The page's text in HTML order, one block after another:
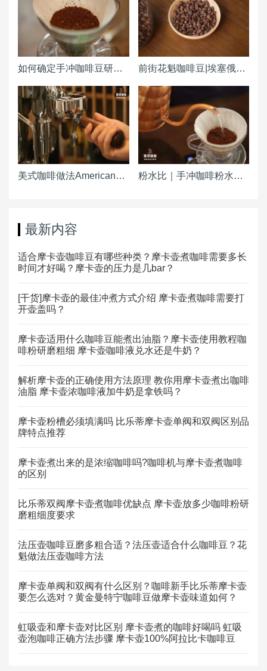
如何确定手冲咖啡豆研磨度粗细（粗幼） 咖啡磨豆机刻度怎么调整？ 前街花魁咖啡豆|埃塞俄比亚原西达摩古吉产区日晒花魁咖啡产区风味特点 和瑰夏有关系吗
美式咖啡做法Americano ｜热美式咖啡粉水比例参考 冰美式咖啡浓缩粉水冰块比例是多少 粉水比｜手冲咖啡粉水比怎么计算 冷萃手冲粉水比
最新内容
适合摩卡壶咖啡豆有哪些种类？摩卡壶煮咖啡需要多长
时间才好喝？摩卡壶的压力是几bar？
[干货]摩卡壶的最佳冲煮方式介绍 摩卡壶煮咖啡需要打
开壶盖吗？
摩卡壶适用什么咖啡豆能煮出油脂？摩卡壶使用教程咖
啡粉研磨粗细 摩卡壶咖啡液兑水还是牛奶？
解析摩卡壶的正确使用方法原理 教你用摩卡壶煮出咖啡
油脂 摩卡壶浓咖啡液加牛奶是拿铁吗？
摩卡壶粉槽必须填满吗 比乐蒂摩卡壶单阀和双阀区别品
牌特点推荐
摩卡壶煮出来的是浓缩咖啡吗?咖啡机与摩卡壶煮咖啡
的区别
比乐蒂双阀摩卡壶煮咖啡优缺点 摩卡壶放多少咖啡粉研
磨粗细度要求
法压壶咖啡豆磨多粗合适？法压壶适合什么咖啡豆？花
魁做法压壶咖啡方法
摩卡壶单阀和双阀有什么区别？咖啡新手比乐蒂摩卡壶
要怎么选对？黄金曼特宁咖啡豆做摩卡壶味道如何？
虹吸壶和摩卡壶对比区别 摩卡壶煮的咖啡好喝吗 虹吸
壶泡咖啡正确方法步骤 摩卡壶100%阿拉比卡咖啡豆